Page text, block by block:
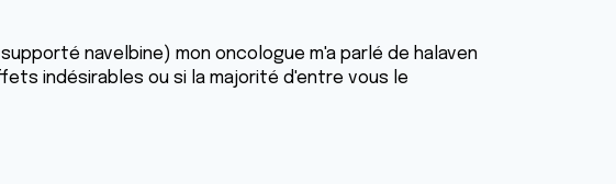
navelbine) mon oncologue m'a parlé de halaven
indésirables ou si la majorité d'entre vous le